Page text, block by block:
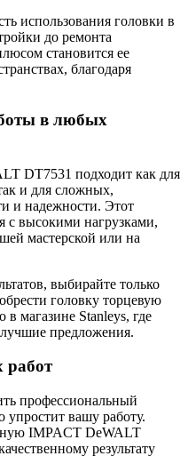
использования головки в
до ремонта
становится ее
благодаря
в любых
DT7531 подходит как для
и для сложных,
и надежности. Этот
с высокими нагрузками,
мастерской или на
выбирайте только
головку торцевую
магазине Stanleys, где
предложения.
работ
профессиональный
упростит вашу работу.
IMPACT DeWALT
результату